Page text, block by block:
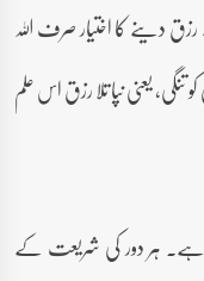
دینے کا اختیار صرف اللہ
یعنی نپا تلا رزق اس علم
ہے۔ ہر دور کی شریعت کے